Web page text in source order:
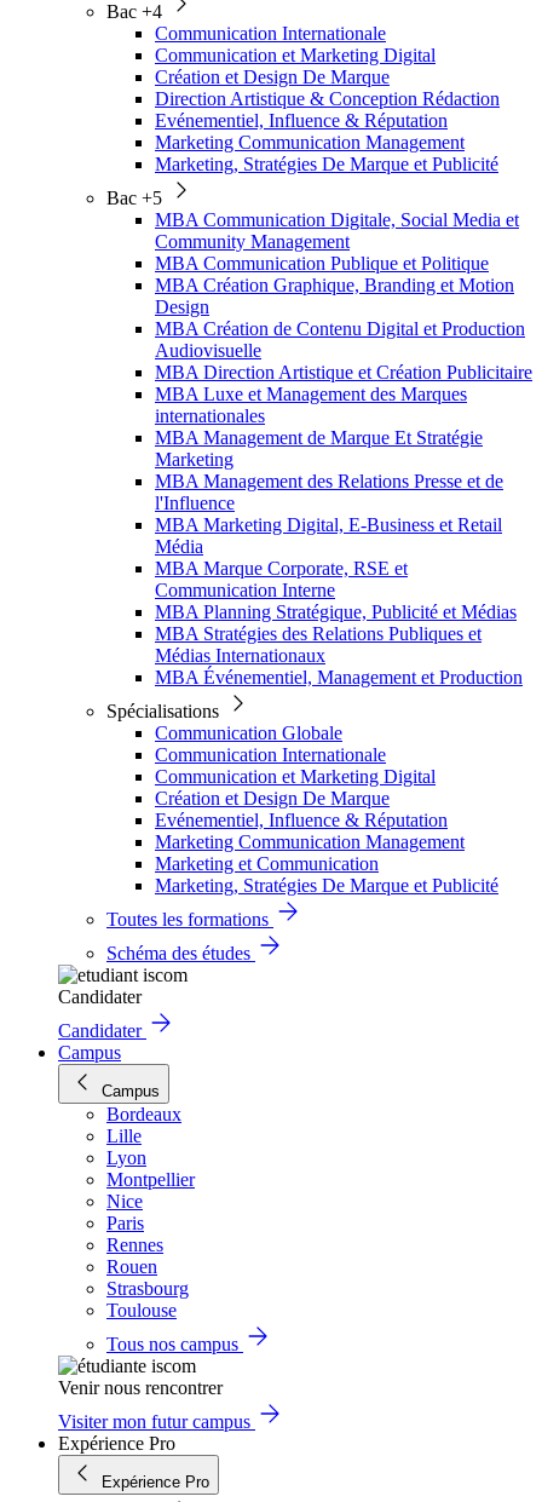
Bac +4
Communication Internationale
Communication et Marketing Digital
Création et Design De Marque
Direction Artistique & Conception Rédaction
Evénementiel, Influence & Réputation
Marketing Communication Management
Marketing, Stratégies De Marque et Publicité
Bac +5
MBA Communication Digitale, Social Media et
Community Management
MBA Communication Publique et Politique
MBA Création Graphique, Branding et Motion
Design
MBA Création de Contenu Digital et Production
Audiovisuelle
MBA Direction Artistique et Création Publicitaire
MBA Luxe et Management des Marques
internationales
MBA Management de Marque Et Stratégie
Marketing
MBA Management des Relations Presse et de
l'Influence
MBA Marketing Digital, E-Business et Retail
Média
MBA Marque Corporate, RSE et
Communication Interne
MBA Planning Stratégique, Publicité et Médias
MBA Stratégies des Relations Publiques et
Médias Internationaux
MBA Événementiel, Management et Production
Spécialisations
Communication Globale
Communication Internationale
Communication et Marketing Digital
Création et Design De Marque
Evénementiel, Influence & Réputation
Marketing Communication Management
Marketing et Communication
Marketing, Stratégies De Marque et Publicité
Toutes les formations
Schéma des études
Candidater
Candidater
Campus
Campus
Bordeaux
Lille
Lyon
Montpellier
Nice
Paris
Rennes
Rouen
Strasbourg
Toulouse
Tous nos campus
Venir nous rencontrer
Visiter mon futur campus
Expérience Pro
Expérience Pro